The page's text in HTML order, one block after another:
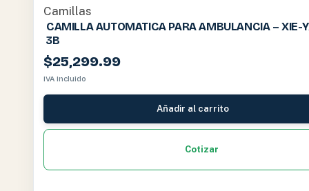
Camillas
CAMILLA AUTOMATICA PARA AMBULANCIA – XIE-
3B
$25,299.99
IVA Incluido
Añadir al carrito
Cotizar